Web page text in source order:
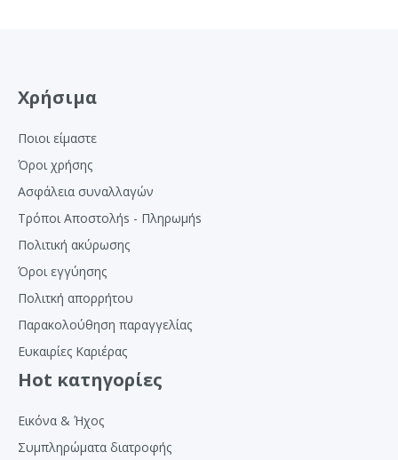
Χρήσιμα
Ποιοι είμαστε
Όροι χρήσης
Ασφάλεια συναλλαγών
Τρόποι Αποστολήs - Πληρωμήs
Πολιτική ακύρωσης
Όροι εγγύησης
Πολιτκή απορρήτου
Παρακολούθηση παραγγελίας
Ευκαιρίες Καριέρας
Hot κατηγορίες
Εικόνα & Ήχος
Συμπληρώματα διατροφής